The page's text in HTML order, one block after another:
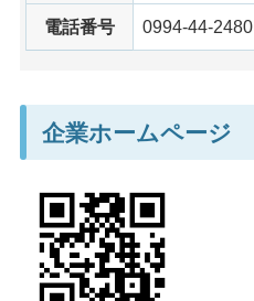
電話番号 0994-44-2480
企業ホームページ